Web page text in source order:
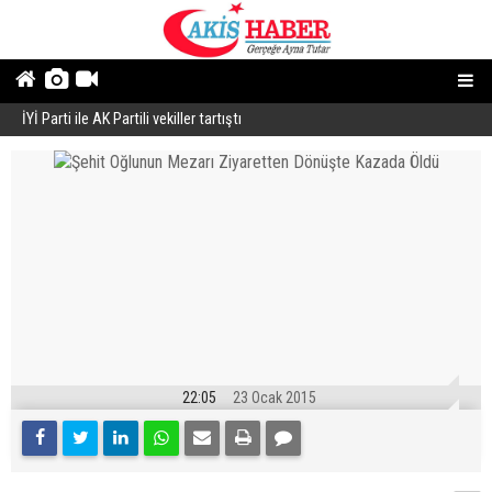
İYİ Parti ile AK Partili vekiller tartıştı
22:05 23 Ocak 2015